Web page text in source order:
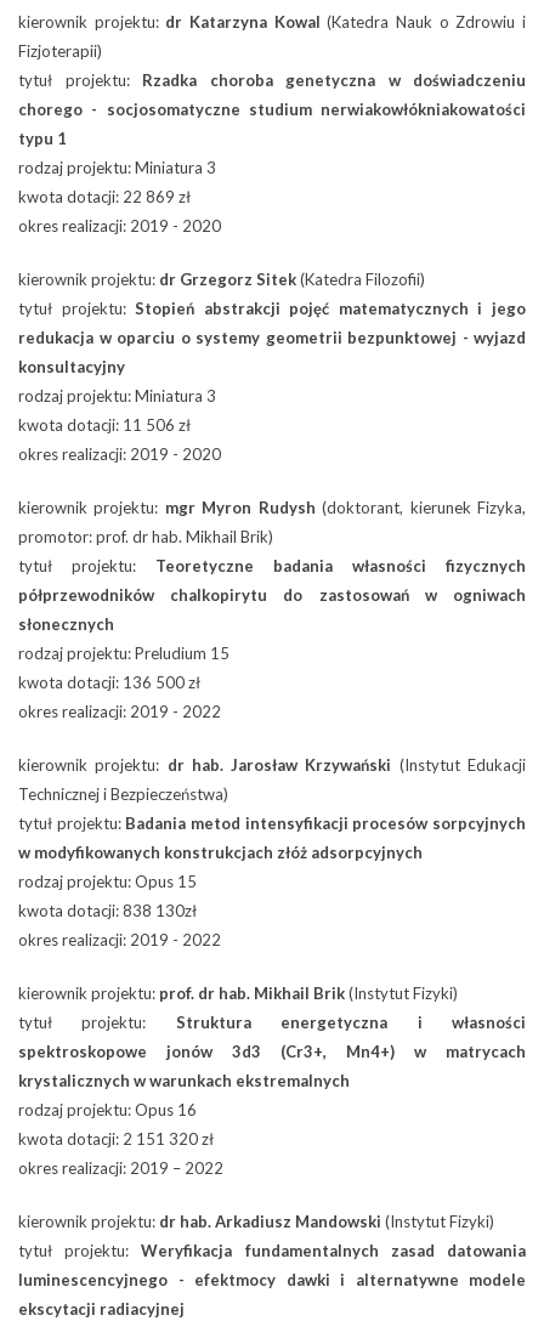
kierownik projektu: dr Katarzyna Kowal (Katedra Nauk o Zdrowiu i
Fizjoterapii)
tytuł projektu: Rzadka choroba genetyczna w doświadczeniu
chorego - socjosomatyczne studium nerwiakowłókniakowatości
typu 1
rodzaj projektu: Miniatura 3
kwota dotacji: 22 869 zł
okres realizacji: 2019 - 2020
kierownik projektu: dr Grzegorz Sitek(Katedra Filozofii)
tytuł projektu:Stopień abstrakcji pojęć matematycznych i jego
redukacja w oparciu o systemy geometrii bezpunktowej - wyjazd
konsultacyjny
rodzaj projektu: Miniatura 3
kwota dotacji: 11 506 zł
okres realizacji: 2019 - 2020
kierownik projektu: mgr Myron Rudysh (doktorant, kierunek Fizyka,
promotor: prof. dr hab. Mikhail Brik)
tytuł projektu: Teoretyczne badania własności fizycznych
półprzewodników chalkopirytu do zastosowań w ogniwach
słonecznych
rodzaj projektu: Preludium 15
kwota dotacji: 136 500 zł
okres realizacji: 2019 - 2022
kierownik projektu: dr hab. Jarosław Krzywański (Instytut Edukacji
Technicznej i Bezpieczeństwa)
tytuł projektu: Badania metod intensyfikacji procesów sorpcyjnych
w modyfikowanych konstrukcjach złóż adsorpcyjnych
rodzaj projektu: Opus 15
kwota dotacji: 838 130zł
okres realizacji: 2019 - 2022
kierownik projektu: prof. dr hab. Mikhail Brik(Instytut Fizyki)
tytuł projektu: Struktura energetyczna i własności
spektroskopowe jonów 3d3 (Cr3+, Mn4+) w matrycach
krystalicznych w warunkach ekstremalnych
rodzaj projektu: Opus 16
kwota dotacji: 2 151 320 zł
okres realizacji: 2019 – 2022
kierownik projektu: dr hab. Arkadiusz Mandowski (Instytut Fizyki)
tytuł projektu:Weryfikacja fundamentalnych zasad datowania
luminescencyjnego - efektmocy dawki i alternatywne modele
ekscytacji radiacyjnej